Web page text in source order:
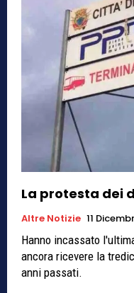
La protesta dei
Altre Notizie 11
Hanno incassato
ancora ricevere la
anni passati.